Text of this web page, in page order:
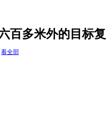
百多米外的目标复
看全部